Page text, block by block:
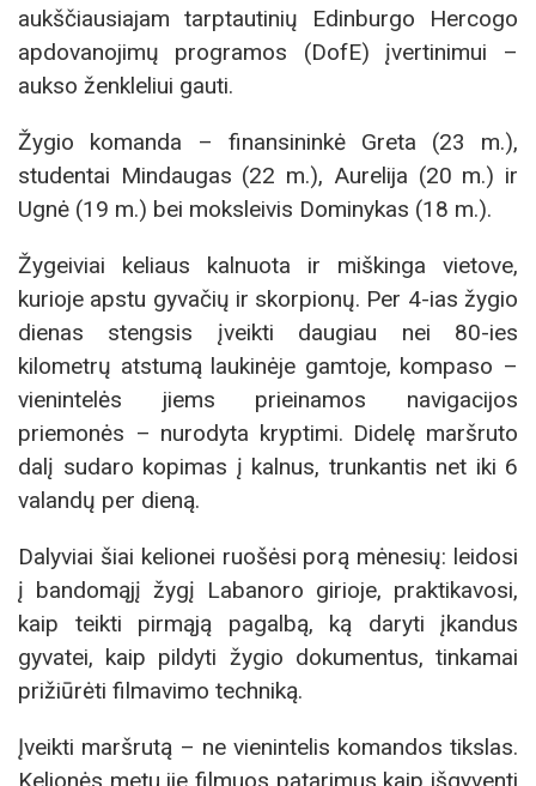
aukščiausiajam tarptautinių Edinburgo Hercogo
apdovanojimų programos (DofE) įvertinimui –
aukso ženkleliui gauti.
Žygio komanda – finansininkė Greta (23 m.),
studentai Mindaugas (22 m.), Aurelija (20 m.) ir
Ugnė (19 m.) bei moksleivis Dominykas (18 m.).
Žygeiviai keliaus kalnuota ir miškinga vietove,
kurioje apstu gyvačių ir skorpionų. Per 4-ias žygio
dienas stengsis įveikti daugiau nei 80-ies
kilometrų atstumą laukinėje gamtoje, kompaso –
vienintelės jiems prieinamos navigacijos
priemonės – nurodyta kryptimi. Didelę maršruto
dalį sudaro kopimas į kalnus, trunkantis net iki 6
valandų per dieną.
Dalyviai šiai kelionei ruošėsi porą mėnesių: leidosi
į bandomąjį žygį Labanoro girioje, praktikavosi,
kaip teikti pirmąją pagalbą, ką daryti įkandus
gyvatei, kaip pildyti žygio dokumentus, tinkamai
prižiūrėti filmavimo techniką.
Įveikti maršrutą – ne vienintelis komandos tikslas.